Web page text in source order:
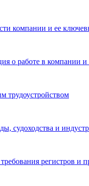
компании и ее
о работе в компании и
трудоустройством
судоходства и
регистров и